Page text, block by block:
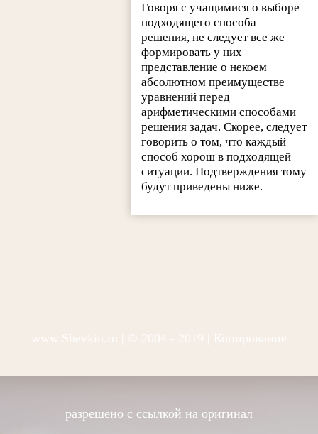
Говоря с учащимися о выборе
подходящего способа
решения, не следует все же
формировать у них
представление о некоем
абсолютном преимуществе
уравнений перед
арифметическими способами
решения задач. Скорее, следует
говорить о том, что каждый
способ хорош в подходящей
ситуации. Подтверждения тому
будут приведены ниже.
www.Shevkin.ru | © 2004 - 2019 | Копирование
разрешено с ссылкой на оригинал